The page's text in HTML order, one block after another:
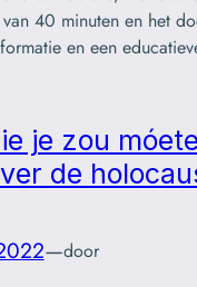
40 minuten en het
en een
je zou
de
—door